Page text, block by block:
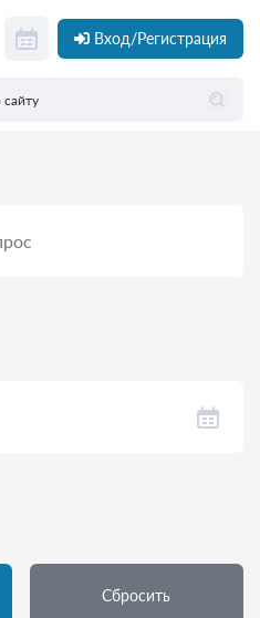
Вход/Регистрация
Сбросить